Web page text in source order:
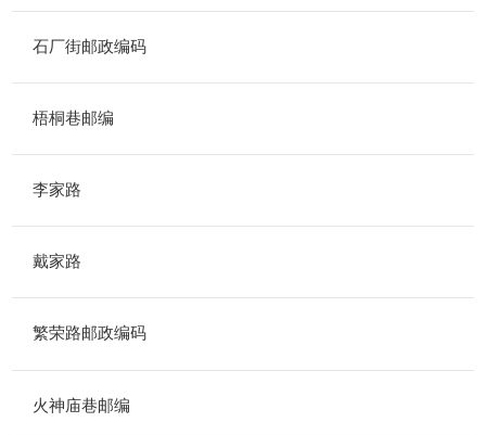
石厂街邮政编码
梧桐巷邮编
李家路
戴家路
繁荣路邮政编码
火神庙巷邮编